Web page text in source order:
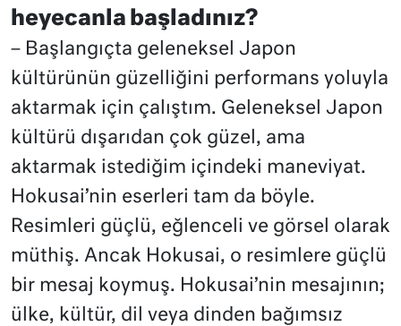
heyecanla başladınız?
– Başlangıçta geleneksel Japon
kültürünün güzelliğini performans yoluyla
aktarmak için çalıştım. Geleneksel Japon
kültürü dışarıdan çok güzel, ama
aktarmak istediğim içindeki maneviyat.
Hokusai’nin eserleri tam da böyle.
Resimleri güçlü, eğlenceli ve görsel olarak
müthiş. Ancak Hokusai, o resimlere güçlü
bir mesaj koymuş. Hokusai’nin mesajının;
ülke, kültür, dil veya dinden bağımsız